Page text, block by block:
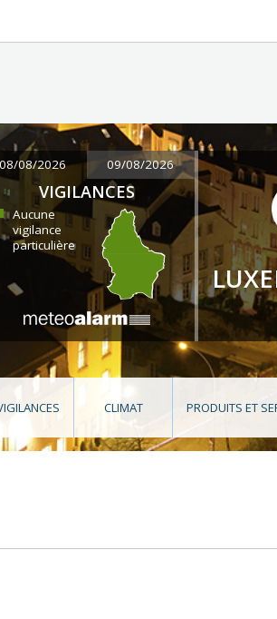
08/08/2026 09/08/2026
VIGILANCES
Aucune
vigilance
particulière
CLIMAT PRODUITS ET